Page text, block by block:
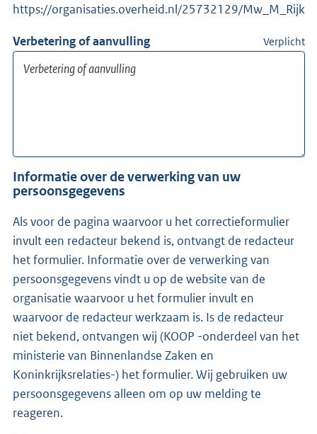
https://organisaties.overheid.nl/25732129/Mw_M_Rijk
Verbetering of aanvulling Verplicht
Informatie over de verwerking van uw
persoonsgegevens
Als voor de pagina waarvoor u het correctieformulier
invult een redacteur bekend is, ontvangt de redacteur
het formulier. Informatie over de verwerking van
persoonsgegevens vindt u op de website van de
organisatie waarvoor u het formulier invult en
waarvoor de redacteur werkzaam is. Is de redacteur
niet bekend, ontvangen wij (KOOP -onderdeel van het
ministerie van Binnenlandse Zaken en
Koninkrijksrelaties-) het formulier. Wij gebruiken uw
persoonsgegevens alleen om op uw melding te
reageren.